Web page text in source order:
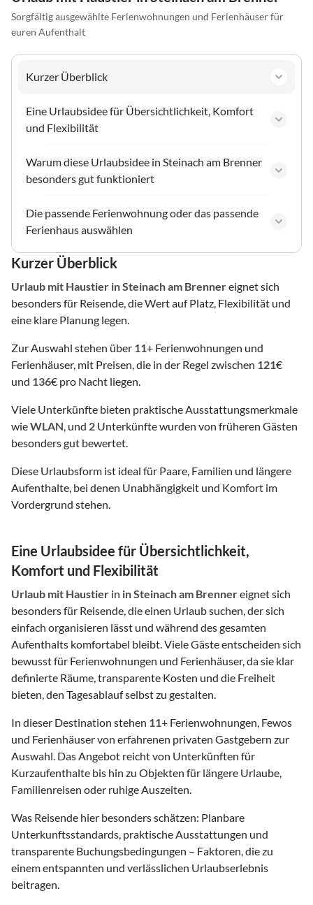
Sorgfältig ausgewählte Ferienwohnungen und Ferienhäuser für
euren Aufenthalt
Kurzer Überblick
Eine Urlaubsidee für Übersichtlichkeit, Komfort
und Flexibilität
Warum diese Urlaubsidee in Steinach am Brenner
besonders gut funktioniert
Die passende Ferienwohnung oder das passende
Ferienhaus auswählen
Kurzer Überblick
Urlaub mit Haustier in Steinach am Brennereignet sich
besonders für Reisende, die Wert auf Platz, Flexibilität und
eine klare Planung legen.
Zur Auswahl stehen über 11+ Ferienwohnungen und
Ferienhäuser, mit Preisen, die in der Regel zwischen 121€
und 136€ pro Nacht liegen.
Viele Unterkünfte bieten praktische Ausstattungsmerkmale
wieWLAN, und 2 Unterkünfte wurden von früheren Gästen
besonders gut bewertet.
Diese Urlaubsform ist ideal für Paare, Familien und längere
Aufenthalte, bei denen Unabhängigkeit und Komfort im
Vordergrund stehen.
Eine Urlaubsidee für Übersichtlichkeit,
Komfort und Flexibilität
Urlaub mit Haustier in in Steinach am Brennereignet sich
besonders für Reisende, die einen Urlaub suchen, der sich
einfach organisieren lässt und während des gesamten
Aufenthalts komfortabel bleibt. Viele Gäste entscheiden sich
bewusst für Ferienwohnungen und Ferienhäuser, da sie klar
definierte Räume, transparente Kosten und die Freiheit
bieten, den Tagesablauf selbst zu gestalten.
In dieser Destination stehen 11+ Ferienwohnungen, Fewos
und Ferienhäuser von erfahrenen privaten Gastgebern zur
Auswahl. Das Angebot reicht von Unterkünften für
Kurzaufenthalte bis hin zu Objekten für längere Urlaube,
Familienreisen oder ruhige Auszeiten.
Was Reisende hier besonders schätzen: Planbare
Unterkunftsstandards, praktische Ausstattungen und
transparente Buchungsbedingungen – Faktoren, die zu
einem entspannten und verlässlichen Urlaubserlebnis
beitragen.